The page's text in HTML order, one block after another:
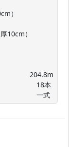
10cm）
厚10cm）
5cm）
　　　　204.8m
　　　　18本
　　　　一式